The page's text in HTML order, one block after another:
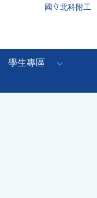
國立北科附工
學生專區